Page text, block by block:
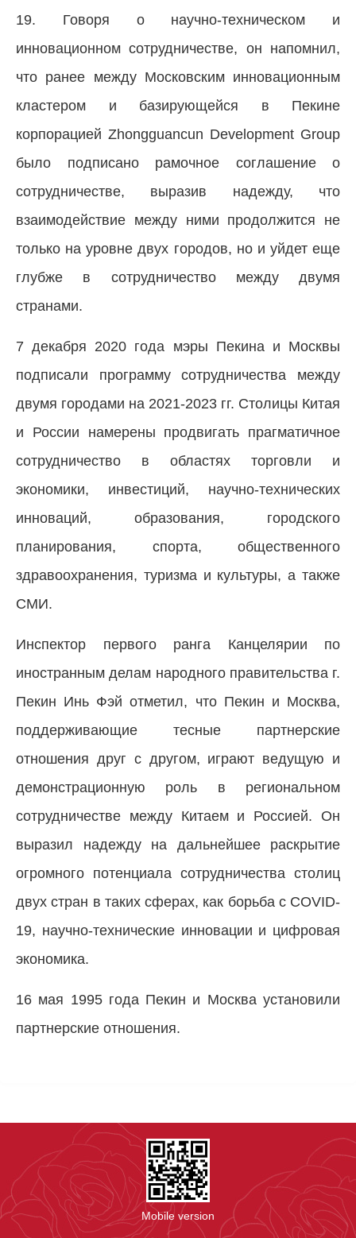
19. Говоря о научно-техническом и
инновационном сотрудничестве, он напомнил,
что ранее между Московским инновационным
кластером и базирующейся в Пекине
корпорацией Zhongguancun Development Group
было подписано рамочное соглашение о
сотрудничестве, выразив надежду, что
взаимодействие между ними продолжится не
только на уровне двух городов, но и уйдет еще
глубже в сотрудничество между двумя
странами.
7 декабря 2020 года мэры Пекина и Москвы
подписали программу сотрудничества между
двумя городами на 2021-2023 гг. Столицы Китая
и России намерены продвигать прагматичное
сотрудничество в областях торговли и
экономики, инвестиций, научно-технических
инноваций, образования, городского
планирования, спорта, общественного
здравоохранения, туризма и культуры, а также
СМИ.
Инспектор первого ранга Канцелярии по
иностранным делам народного правительства г.
Пекин Инь Фэй отметил, что Пекин и Москва,
поддерживающие тесные партнерские
отношения друг с другом, играют ведущую и
демонстрационную роль в региональном
сотрудничестве между Китаем и Россией. Он
выразил надежду на дальнейшее раскрытие
огромного потенциала сотрудничества столиц
двух стран в таких сферах, как борьба с COVID-
19, научно-технические инновации и цифровая
экономика.
16 мая 1995 года Пекин и Москва установили
партнерские отношения.
Mobile version